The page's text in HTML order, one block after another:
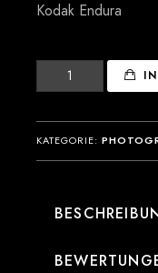
Kodak Endura
wonderful
Menge
KATEGORIE: